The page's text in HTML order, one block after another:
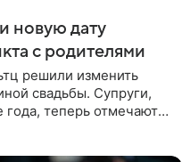
новую дату
с родителями
решили изменить
свадьбы. Супруги,
теперь отмечают